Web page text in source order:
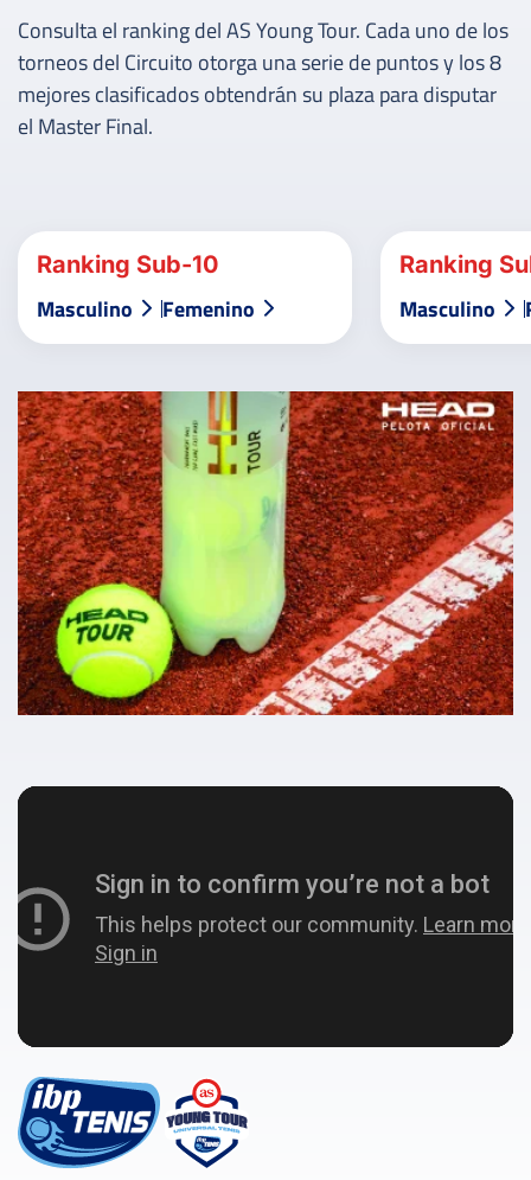
Consulta el ranking del AS Young Tour. Cada uno de los
torneos del Circuito otorga una serie de puntos y los 8
mejores clasificados obtendrán su plaza para disputar
el Master Final.
Ranking Sub-10
Masculino Femenino
Ranking
Masculino